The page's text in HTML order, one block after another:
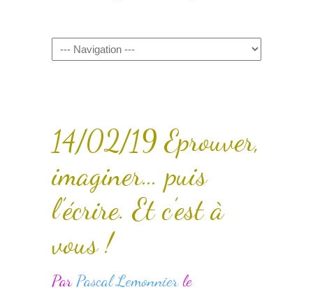
Navigation
14/02/19 Eprouver,
imaginer… puis
l’écrire. Et c’est à
vous !
Par Pascal Lemonnierle